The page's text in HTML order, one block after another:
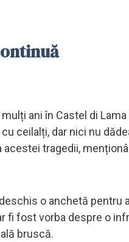
ani în Castel di
ceilalți, dar nici nu
acestei tragedii,
o anchetă pentru
fi fost vorba despre o
bruscă.